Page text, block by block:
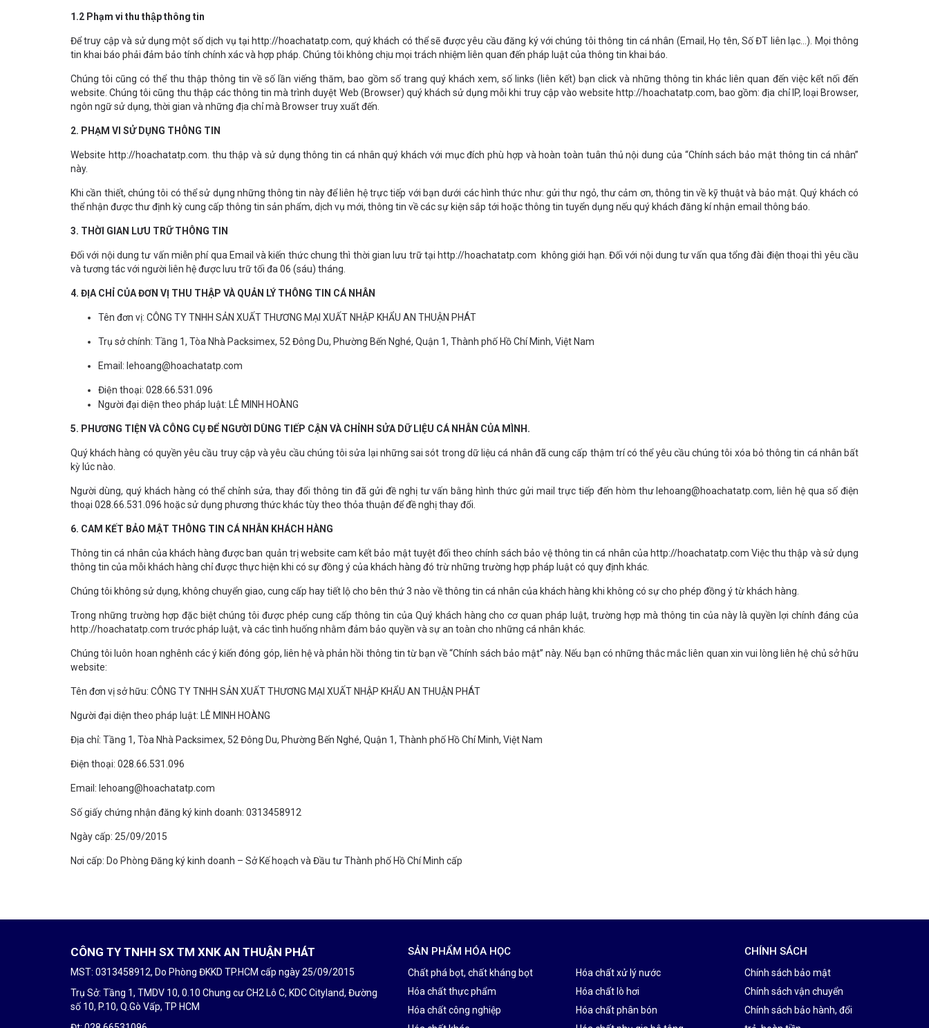
1.2 Phạm vi thu thập thông tin
Để truy cập và sử dụng một số dịch vụ tại http://hoachatatp.com, quý khách có thể sẽ được yêu cầu đăng ký với chúng tôi thông tin cá nhân (Email, Họ tên, Số ĐT liên lạc…). Mọi thông
tin khai báo phải đảm bảo tính chính xác và hợp pháp. Chúng tôi không chịu mọi trách nhiệm liên quan đến pháp luật của thông tin khai báo.
Chúng tôi cũng có thể thu thập thông tin về số lần viếng thăm, bao gồm số trang quý khách xem, số links (liên kết) bạn click và những thông tin khác liên quan đến việc kết nối đến
website. Chúng tôi cũng thu thập các thông tin mà trình duyệt Web (Browser) quý khách sử dụng mỗi khi truy cập vào website http://hoachatatp.com, bao gồm: địa chỉ IP, loại Browser,
ngôn ngữ sử dụng, thời gian và những địa chỉ mà Browser truy xuất đến.
2. PHẠM VI SỬ DỤNG THÔNG TIN
Website http://hoachatatp.com. thu thập và sử dụng thông tin cá nhân quý khách với mục đích phù hợp và hoàn toàn tuân thủ nội dung của “Chính sách bảo mật thông tin cá nhân”
này.
Khi cần thiết, chúng tôi có thể sử dụng những thông tin này để liên hệ trực tiếp với bạn dưới các hình thức như: gửi thư ngỏ, thư cảm ơn, thông tin về kỹ thuật và bảo mật. Quý khách có
thể nhận được thư định kỳ cung cấp thông tin sản phẩm, dịch vụ mới, thông tin về các sự kiện sắp tới hoặc thông tin tuyển dụng nếu quý khách đăng kí nhận email thông báo.
3. THỜI GIAN LƯU TRỮ THÔNG TIN
Đối với nội dung tư vấn miễn phí qua Email và kiến thức chung thì thời gian lưu trữ tại http://hoachatatp.com không giới hạn. Đối với nội dung tư vấn qua tổng đài điện thoại thì yêu cầu
và tương tác với người liên hệ được lưu trữ tối đa 06 (sáu) tháng.
4. ĐỊA CHỈ CỦA ĐƠN VỊ THU THẬP VÀ QUẢN LÝ THÔNG TIN CÁ NHÂN
Tên đơn vị: CÔNG TY TNHH SẢN XUẤT THƯƠNG MẠI XUẤT NHẬP KHẨU AN THUẬN PHÁT
Trụ sở chính: Tầng 1, Tòa Nhà Packsimex, 52 Đông Du, Phường Bến Nghé, Quận 1, Thành phố Hồ Chí Minh, Việt Nam
Email: lehoang@hoachatatp.com
Điện thoại: 028.66.531.096
Người đại diện theo pháp luật: LÊ MINH HOÀNG
5. PHƯƠNG TIỆN VÀ CÔNG CỤ ĐỂ NGƯỜI DÙNG TIẾP CẬN VÀ CHỈNH SỬA DỮ LIỆU CÁ NHÂN CỦA MÌNH.
Quý khách hàng có quyền yêu cầu truy cập và yêu cầu chúng tôi sửa lại những sai sót trong dữ liệu cá nhân đã cung cấp thậm trí có thể yêu cầu chúng tôi xóa bỏ thông tin cá nhân bất
kỳ lúc nào.
Người dùng, quý khách hàng có thể chỉnh sửa, thay đổi thông tin đã gửi đề nghị tư vấn bằng hình thức gửi mail trực tiếp đến hòm thư lehoang@hoachatatp.com, liên hệ qua số điện
thoại 028.66.531.096 hoặc sử dụng phương thức khác tùy theo thỏa thuận để đề nghị thay đổi.
6. CAM KẾT BẢO MẬT THÔNG TIN CÁ NHÂN KHÁCH HÀNG
Thông tin cá nhân của khách hàng được ban quản trị website cam kết bảo mật tuyệt đối theo chính sách bảo vệ thông tin cá nhân của http://hoachatatp.com Việc thu thập và sử dụng
thông tin của mỗi khách hàng chỉ được thực hiện khi có sự đồng ý của khách hàng đó trừ những trường hợp pháp luật có quy định khác.
Chúng tôi không sử dụng, không chuyển giao, cung cấp hay tiết lộ cho bên thứ 3 nào về thông tin cá nhân của khách hàng khi không có sự cho phép đồng ý từ khách hàng.
Trong những trường hợp đặc biệt chúng tôi được phép cung cấp thông tin của Quý khách hàng cho cơ quan pháp luật, trường hợp mà thông tin của này là quyền lợi chính đáng của
http://hoachatatp.com trước pháp luật, và các tình huống nhằm đảm bảo quyền và sự an toàn cho những cá nhân khác.
Chúng tôi luôn hoan nghênh các ý kiến đóng góp, liên hệ và phản hồi thông tin từ bạn về “Chính sách bảo mật” này. Nếu bạn có những thắc mắc liên quan xin vui lòng liên hệ chủ sở hữu
website:
Tên đơn vị sở hữu: CÔNG TY TNHH SẢN XUẤT THƯƠNG MẠI XUẤT NHẬP KHẨU AN THUẬN PHÁT
Người đại diện theo pháp luật: LÊ MINH HOÀNG
Địa chỉ: Tầng 1, Tòa Nhà Packsimex, 52 Đông Du, Phường Bến Nghé, Quận 1, Thành phố Hồ Chí Minh, Việt Nam
Điện thoại: 028.66.531.096
Email: lehoang@hoachatatp.com
Số giấy chứng nhận đăng ký kinh doanh: 0313458912
Ngày cấp: 25/09/2015
Nơi cấp: Do Phòng Đăng ký kinh doanh – Sở Kế hoạch và Đầu tư Thành phố Hồ Chí Minh cấp
CÔNG TY TNHH SX TM XNK AN THUẬN PHÁT
MST: 0313458912, Do Phòng ĐKKD TP.HCM cấp ngày 25/09/2015
Trụ Sở: Tầng 1, TMDV 10, 0.10 Chung cư CH2 Lô C, KDC Cityland, Đường
số 10, P.10, Q.Gò Vấp, TP HCM
SẢN PHẨM HÓA HỌC
Chất phá bọt, chất kháng bọt
Hóa chất xử lý nước
Hóa chất thực phẩm
Hóa chất lò hơi
Hóa chất công nghiệp
Hóa chất phân bón
CHÍNH SÁCH
Chính sách bảo mật
Chính sách vận chuyển
Chính sách bảo hành, đổi